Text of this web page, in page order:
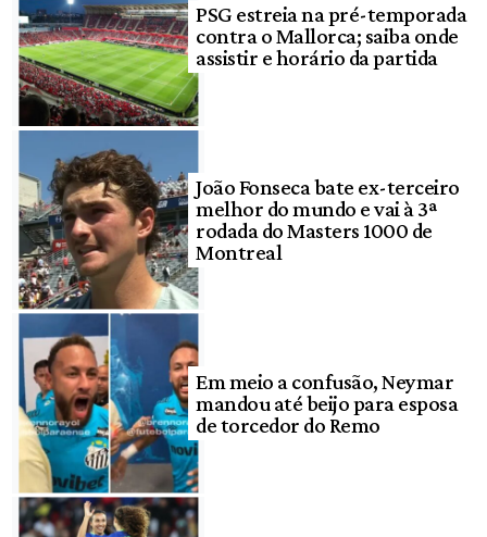
PSG estreia na pré-temporada
contra o Mallorca; saiba onde
assistir e horário da partida
João Fonseca bate ex-terceiro
melhor do mundo e vai à 3ª
rodada do Masters 1000 de
Montreal
Em meio a confusão, Neymar
mandou até beijo para esposa
de torcedor do Remo